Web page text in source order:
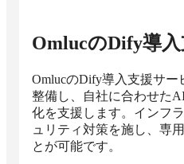
OmlucのDify導
OmlucのDify導入支援サ
整備し、自社に合わせた
化を支援します。インフ
ュリティ対策を施し、専
とが可能です。